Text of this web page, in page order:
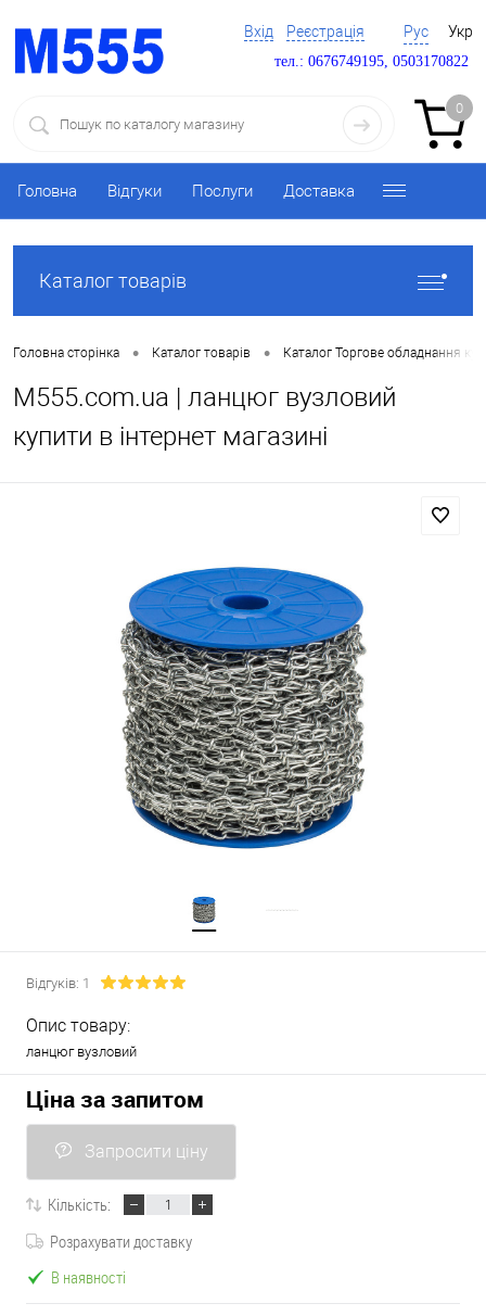
Вхід Реєстрація Рус Укр
тел.: 0676749195, 0503170822
0
Головна Відгуки Послуги Доставка
Каталог товарів
Головна сторінка • Каталог товарів • Каталог Торгове обладнання
M555.com.ua | ланцюг вузловий
купити в інтернет магазині
Відгуків: 1
Опис товару:
ланцюг вузловий
Ціна за запитом
Запросити ціну
Кількість:
Розрахувати доставку
В наявності